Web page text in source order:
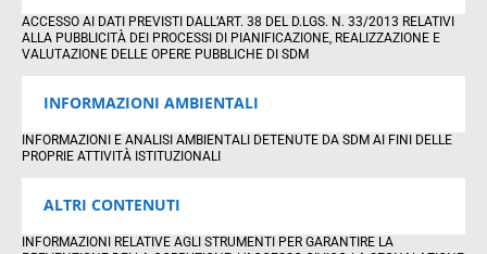
ACCESSO AI DATI PREVISTI DALL’ART. 38 DEL D.LGS. N. 33/2013 RELATIVI
ALLA PUBBLICITÀ DEI PROCESSI DI PIANIFICAZIONE, REALIZZAZIONE E
VALUTAZIONE DELLE OPERE PUBBLICHE DI SDM
INFORMAZIONI AMBIENTALI
INFORMAZIONI E ANALISI AMBIENTALI DETENUTE DA SDM AI FINI DELLE
PROPRIE ATTIVITÀ ISTITUZIONALI
ALTRI CONTENUTI
INFORMAZIONI RELATIVE AGLI STRUMENTI PER GARANTIRE LA